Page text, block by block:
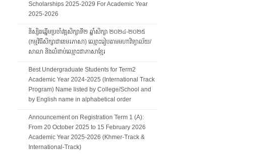
Scholarships 2025-2029 For Academic Year
2025-2026
និស្សិតឆ្នើមប្រចាំវគ្គសិក្សាទី២ ឆ្នាំសិក្សា ២០២៤-២០២៥
(កម្មវិធីសិក្សាជាខេមរភាសា) ឈ្មោះរៀបតាមមហាវិទ្យាល័យ/
សាលា និងលំដាប់ឈ្មោះជាភាសាខ្មែរ
Best Undergraduate Students for Term2
Academic Year 2024-2025 (International Track
Program) Name listed by College/School and
by English name in alphabetical order
Announcement on Registration Term 1 (A):
From 20 October 2025 to 15 February 2026
Academic Year 2025-2026 (Khmer-Track &
International-Track)